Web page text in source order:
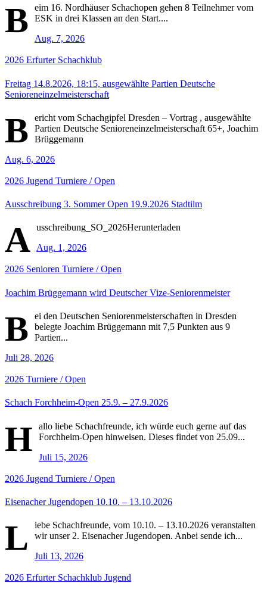
B
eim 16. Nordhäuser Schachopen gehen 8 Teilnehmer vom
ESK in drei Klassen an den Start....
Aug. 7, 2026
2026 Erfurter Schachklub
Freitag 14.8.2026, 18:15, ausgewählte Partien Deutsche
Senioreneinzelmeisterschaft
B
ericht vom Schachgipfel Dresden – Vortrag , ausgewählte
Partien Deutsche Senioreneinzelmeisterschaft 65+, Joachim
Brüggemann
Aug. 6, 2026
2026 Jugend Turniere / Open
Ausschreibung 3. Sommer Open 19.9.2026 Stadtilm
A usschreibung_SO_2026Herunterladen
Aug. 1, 2026
2026 Senioren Turniere / Open
Joachim Brüggemann wird Deutscher Vize-Seniorenmeister
B
ei den Deutschen Seniorenmeisterschaften in Dresden
belegte Joachim Brüggemann mit 7,5 Punkten aus 9
Partien...
Juli 28, 2026
2026 Turniere / Open
Schach Forchheim-Open 25.9. – 27.9.2026
H
allo liebe Schachfreunde, ich würde euch gerne auf das
Forchheim-Open hinweisen. Dieses findet von 25.09...
Juli 15, 2026
2026 Jugend Turniere / Open
Eisenacher Jugendopen 10.10. – 13.10.2026
L
iebe Schachfreunde, vom 10.10. – 13.10.2026 veranstalten
wir unser 2. Eisenacher Jugendopen. Anbei sende ich...
Juli 13, 2026
2026 Erfurter Schachklub Jugend